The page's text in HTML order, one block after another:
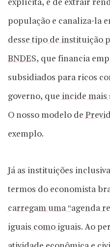
explícita, é de extrair
população e canaliza-la
desse tipo de instituição
BNDES, que financia
subsidiados para ricos
governo, que incide mais
O nosso modelo de
exemplo.
Já as instituições
termos do economista
carregam uma “agenda
iguais como iguais. Ao